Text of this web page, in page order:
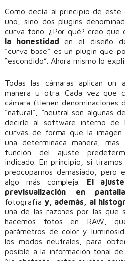
Como decía al principio de
uno, sino dos plugins
curva tono. ¿Por qué? creo que
la honestidad en el diseño
“curva base” es un plugin que
“escondido”. Ahora mismo lo
Todas las cámaras aplican
manera u otra. Cada vez que
cámara (tienen denominaciones
“natural”, “neutral son algunas
decirle al software interno de
curvas de forma que la
una determinada manera,
función del ajuste
indicado. En principio, si tiramos
preocuparnos demasiado, pero
algo más compleja. El
previsualización en pantalla
fotografía y, además, al
una de las razones por las que
hacemos fotos en RAW,
parámetros de color y
los modos neutrales, para
posible a la información tonal